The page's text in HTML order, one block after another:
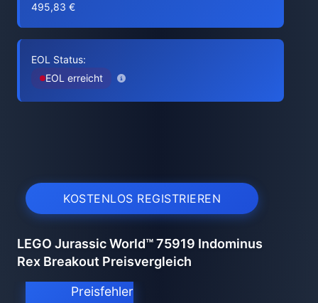
495,83 €
EOL Status:
EOL erreicht
KOSTENLOS REGISTRIEREN
LEGO Jurassic World™ 75919 Indominus
Rex Breakout Preisvergleich
Preisfehler